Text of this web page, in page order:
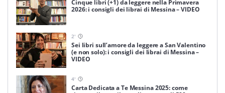
Cinque libri (+1) da leggere nella Primavera
2026: i consigli dei librai di Messina – VIDEO
2'
Sei libri sull’amore da leggere a San Valentino
(e non solo): i consigli dei librai di Messina –
VIDEO
4'
Carta Dedicata a Te Messina 2025: come